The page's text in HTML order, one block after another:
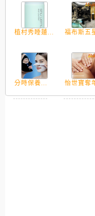
植村秀睡蓮... 福布斯五
分時保養... 怡世寶奪